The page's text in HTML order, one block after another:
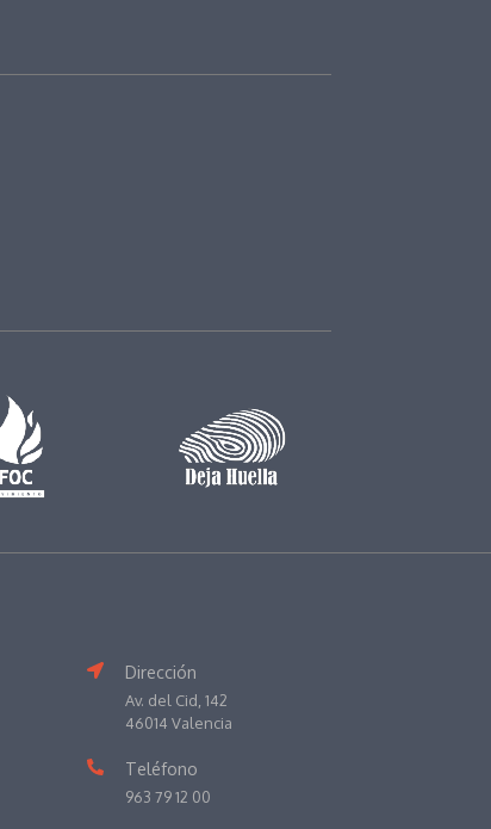
Dirección
Av. del Cid, 142
46014 Valencia
Teléfono
963 79 12 00